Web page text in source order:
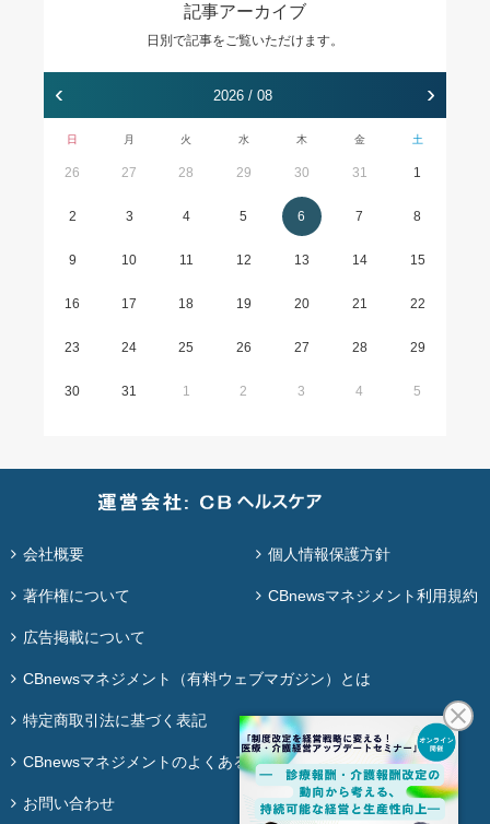
記事アーカイブ
日別で記事をご覧いただけます。
‹ 2026 / 08 ›
日 月 火 水 木 金 土
26 27 28 29 30 31 1
2 3 4 5 6 7 8
9 10 11 12 13 14 15
16 17 18 19 20 21 22
23 24 25 26 27 28 29
30 31 1 2 3 4 5
会社概要 個人情報保護方針
著作権について CBnewsマネジメント利用規約
広告掲載について
CBnewsマネジメント（有料ウェブマガジン）とは
特定商取引法に基づく表記
CBnewsマネジメントのよくある質問
お問い合わせ